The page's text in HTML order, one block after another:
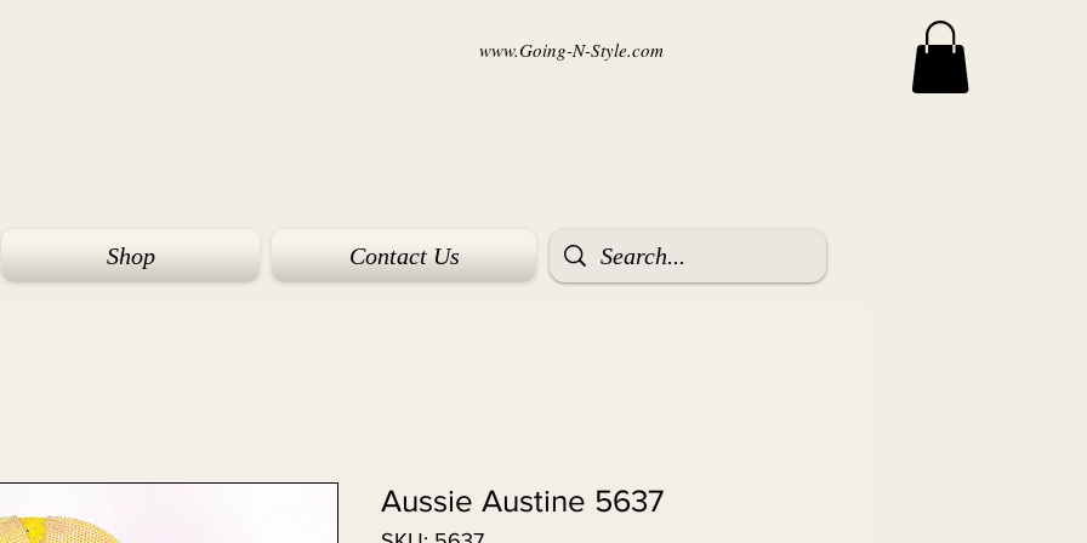
www.Going-N-Style.com
Shop Contact Us
Aussie Austine 5637